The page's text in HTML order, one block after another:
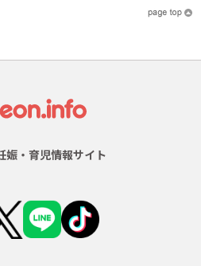
娠・育児情報サイト